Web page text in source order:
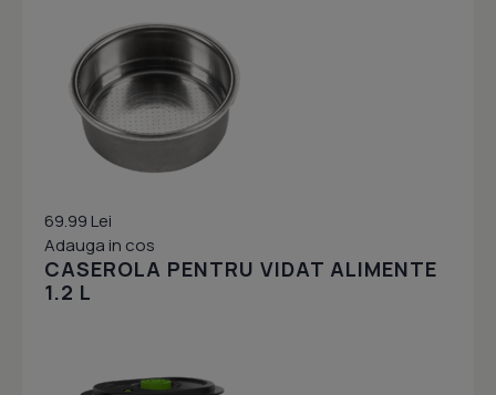
69.99 Lei
Adauga in cos
CASEROLA PENTRU VIDAT ALIMENTE
1.2 L